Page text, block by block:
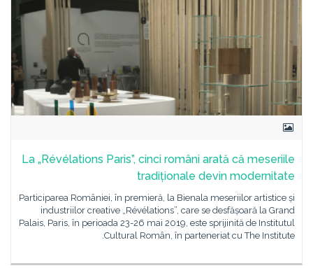
La „Révélations Paris”, cinci români arată că meseriile
tradiționale devin modernitate
Participarea României, în premieră, la Bienala meseriilor artistice și
industriilor creative „Révélations”, care se desfășoară la Grand
Palais, Paris, în perioada 23-26 mai 2019, este sprijinită de Institutul
Cultural Român, în parteneriat cu The Institute.